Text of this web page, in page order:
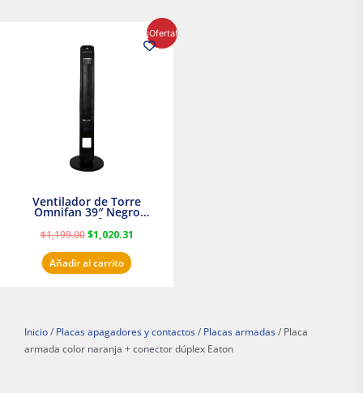
¡Oferta!
Ventilador de Torre
Omnifan 39″ Negro
Masterfan
$1,199.00
original
era:
$1,020.31
precio
actual
Añadir al carrito
Inicio / Placas apagadores y contactos / Placas armadas / Placa
armada color naranja + conector dúplex Eaton